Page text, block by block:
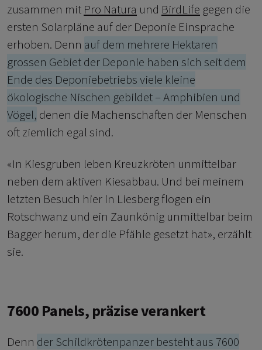
zusammen mit Pro Natura und BirdLife gegen die
ersten Solarpläne auf der Deponie Einsprache
erhoben. Denn auf dem mehrere Hektaren
grossen Gebiet der Deponie haben sich seit dem
Ende des Deponiebetriebs viele kleine
ökologische Nischen gebildet – Amphibien und
Vögel, denen die Machenschaften der Menschen
oft ziemlich egal sind.
«In Kiesgruben leben Kreuzkröten unmittelbar
neben dem aktiven Kiesabbau. Und bei meinem
letzten Besuch hier in Liesberg flogen ein
Rotschwanz und ein Zaunkönig unmittelbar beim
Bagger herum, der die Pfähle gesetzt hat», erzählt
sie.
7600 Panels, präzise verankert
Denn der Schildkrötenpanzer besteht aus 7600